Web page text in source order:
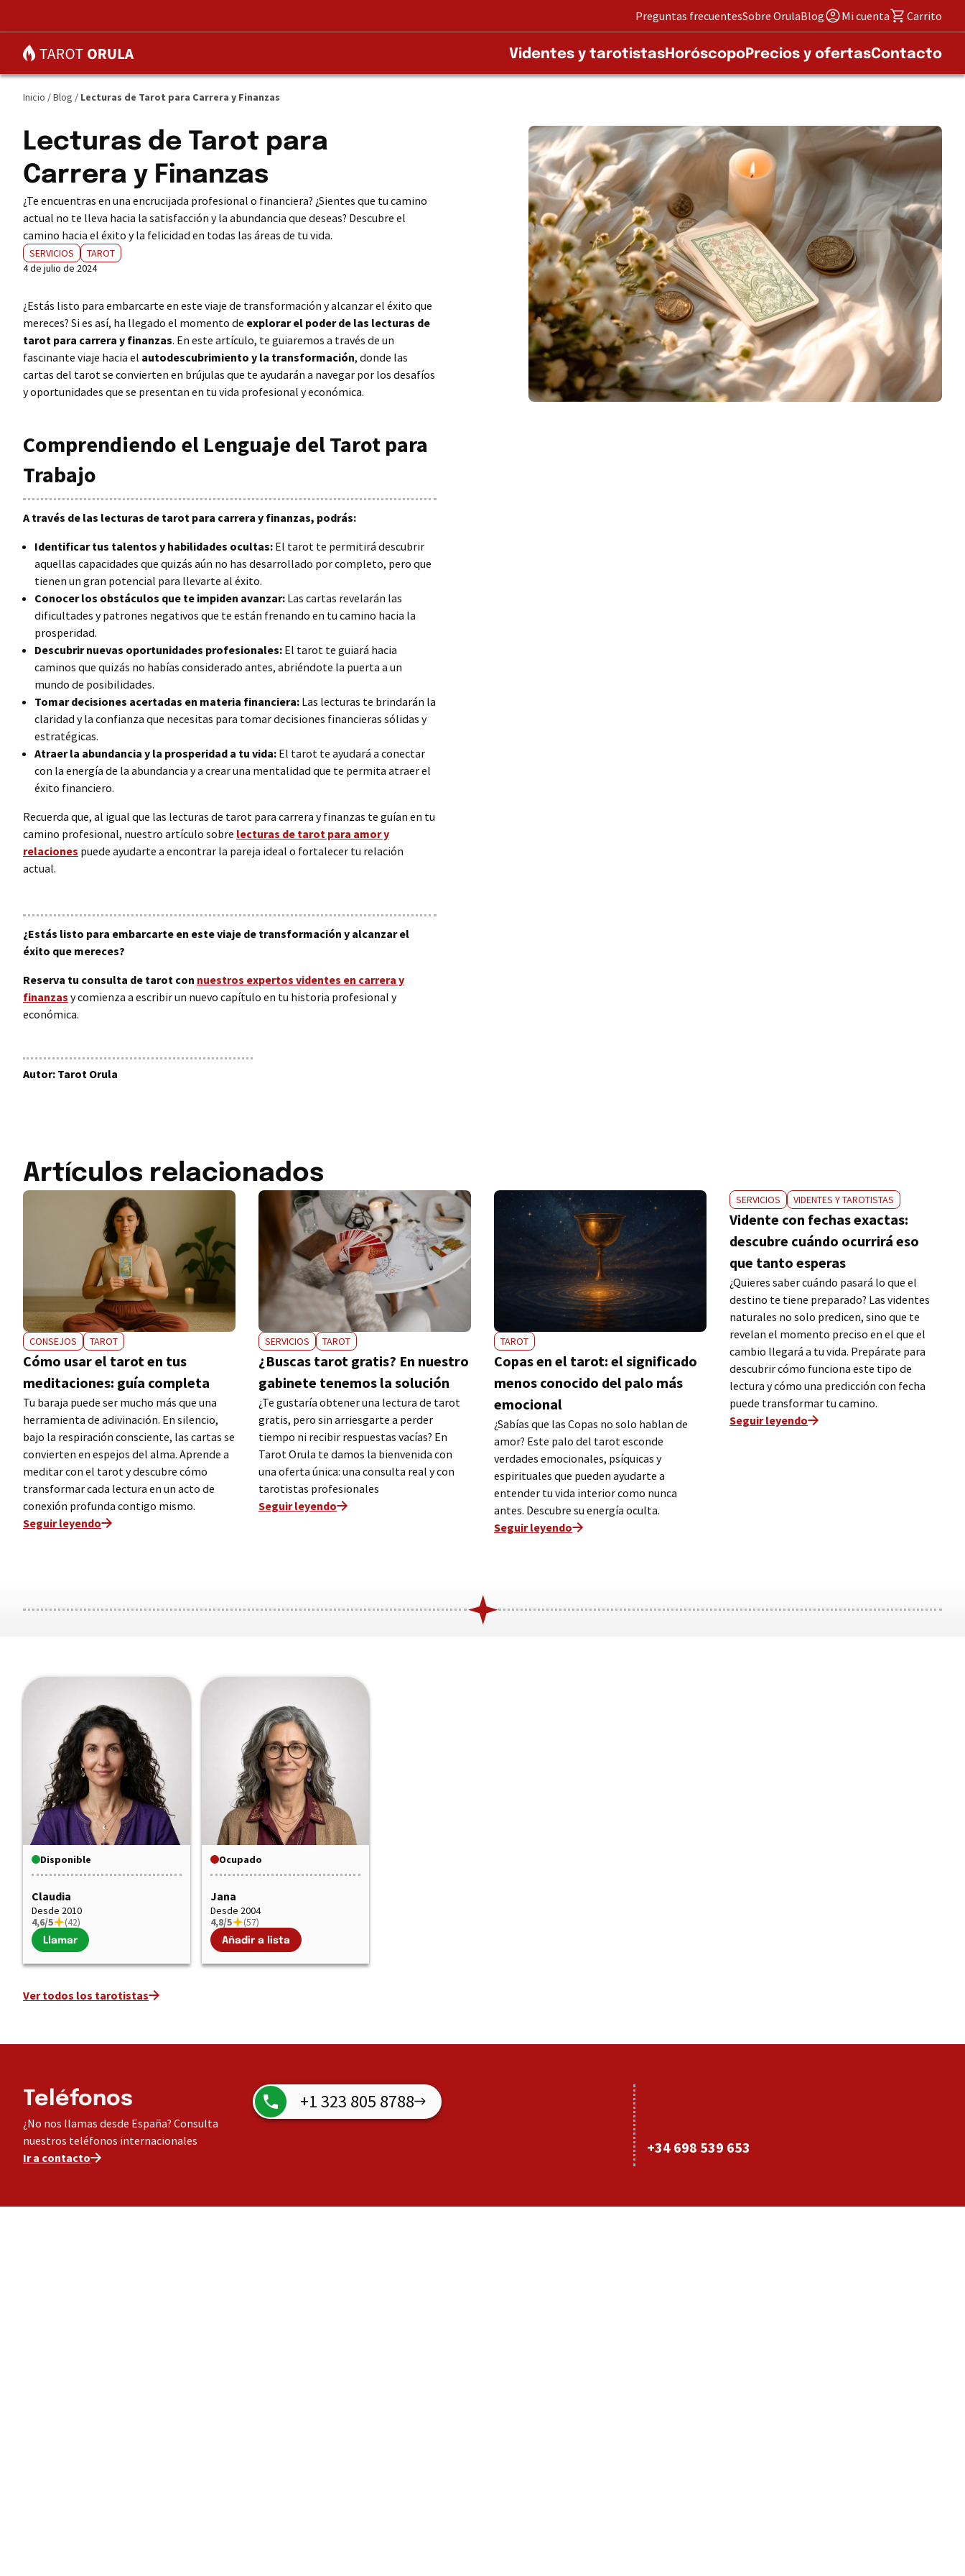
Preguntas frecuentesSobre OrulaBlog Mi cuenta Carrito
Videntes y tarotistasHoróscopoPrecios y ofertasContacto
Inicio /Blog / Lecturas de Tarot para Carrera y Finanzas
Lecturas de Tarot para
Carrera y Finanzas
¿Te encuentras en una encrucijada profesional o financiera? ¿Sientes que tu camino
actual no te lleva hacia la satisfacción y la abundancia que deseas? Descubre el
camino hacia el éxito y la felicidad en todas las áreas de tu vida.
SERVICIOS
TAROT
4 de julio de 2024
¿Estás listo para embarcarte en este viaje de transformación y alcanzar el éxito que
mereces? Si es así, ha llegado el momento de explorar el poder de las lecturas de
tarot para carrera y finanzas. En este artículo, te guiaremos a través de un
fascinante viaje hacia el autodescubrimiento y la transformación, donde las
cartas del tarot se convierten en brújulas que te ayudarán a navegar por los desafíos
y oportunidades que se presentan en tu vida profesional y económica.
Comprendiendo el Lenguaje del Tarot para
Trabajo
A través de las lecturas de tarot para carrera y finanzas, podrás:
Identificar tus talentos y habilidades ocultas: El tarot te permitirá descubrir
aquellas capacidades que quizás aún no has desarrollado por completo, pero que
tienen un gran potencial para llevarte al éxito.
Conocer los obstáculos que te impiden avanzar: Las cartas revelarán las
dificultades y patrones negativos que te están frenando en tu camino hacia la
prosperidad.
Descubrir nuevas oportunidades profesionales: El tarot te guiará hacia
caminos que quizás no habías considerado antes, abriéndote la puerta a un
mundo de posibilidades.
Tomar decisiones acertadas en materia financiera: Las lecturas te brindarán la
claridad y la confianza que necesitas para tomar decisiones financieras sólidas y
estratégicas.
Atraer la abundancia y la prosperidad a tu vida: El tarot te ayudará a conectar
con la energía de la abundancia y a crear una mentalidad que te permita atraer el
éxito financiero.
Recuerda que, al igual que las lecturas de tarot para carrera y finanzas te guían en tu
camino profesional, nuestro artículo sobre lecturas de tarot para amor y
relaciones puede ayudarte a encontrar la pareja ideal o fortalecer tu relación
actual.
¿Estás listo para embarcarte en este viaje de transformación y alcanzar el
éxito que mereces?
Reserva tu consulta de tarot con nuestros expertos videntes en carrera y
finanzas y comienza a escribir un nuevo capítulo en tu historia profesional y
económica.
Autor: Tarot Orula
Artículos relacionados
CONSEJOS TAROT
Cómo usar el tarot en tus
meditaciones: guía completa
Tu baraja puede ser mucho más que una
herramienta de adivinación. En silencio,
bajo la respiración consciente, las cartas se
convierten en espejos del alma. Aprende a
meditar con el tarot y descubre cómo
transformar cada lectura en un acto de
conexión profunda contigo mismo.
Seguir leyendo
SERVICIOS TAROT
¿Buscas tarot gratis? En nuestro
gabinete tenemos la solución
¿Te gustaría obtener una lectura de tarot
gratis, pero sin arriesgarte a perder
tiempo ni recibir respuestas vacías? En
Tarot Orula te damos la bienvenida con
una oferta única: una consulta real y con
tarotistas profesionales
Seguir leyendo
TAROT
Copas en el tarot: el significado
menos conocido del palo más
emocional
¿Sabías que las Copas no solo hablan de
amor? Este palo del tarot esconde
verdades emocionales, psíquicas y
espirituales que pueden ayudarte a
entender tu vida interior como nunca
antes. Descubre su energía oculta.
Seguir leyendo
SERVICIOS VIDENTES Y TAROTISTAS
Vidente con fechas exactas:
descubre cuándo ocurrirá eso
que tanto esperas
¿Quieres saber cuándo pasará lo que el
destino te tiene preparado? Las videntes
naturales no solo predicen, sino que te
revelan el momento preciso en el que el
cambio llegará a tu vida. Prepárate para
descubrir cómo funciona este tipo de
lectura y cómo una predicción con fecha
puede transformar tu camino.
Seguir leyendo
Disponible
Claudia
Desde 2010
4,6/5
(42)
Llamar
Ocupado
Jana
Desde 2004
4,8/5
(57)
Añadir a lista
Ver todos los tarotistas
Teléfonos
¿No nos llamas desde España? Consulta
nuestros teléfonos internacionales
Ir a contacto
+1 323 805 8788
+34 698 539 653